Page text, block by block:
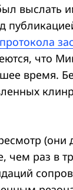
выслать
протокола
что
время.
чем раз в